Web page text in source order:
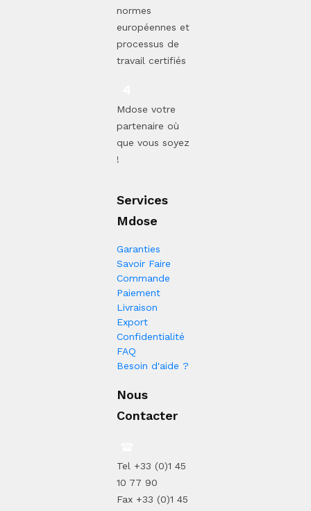
normes
européennes et
processus de
travail certifiés
Mdose votre
partenaire où
que vous soyez
!
Services
Mdose
Garanties
Savoir Faire
Commande
Paiement
Livraison
Export
Confidentialité
FAQ
Besoin d'aide ?
Nous
Contacter
Tel +33 (0)1 45
10 77 90
Fax +33 (0)1 45